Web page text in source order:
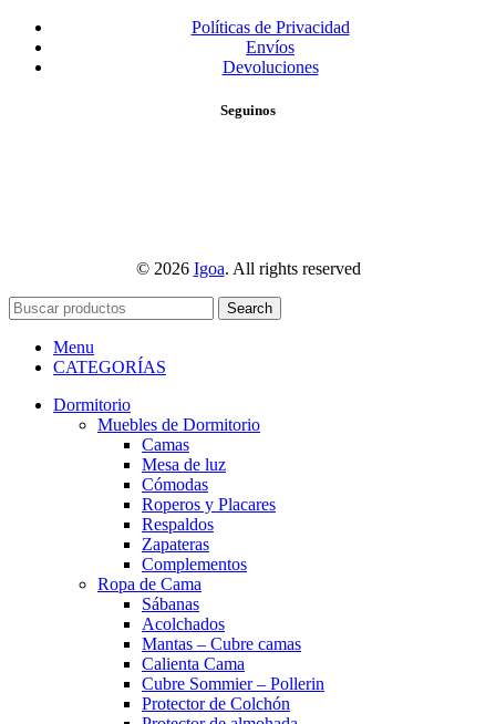
Políticas de Privacidad
Envíos
Devoluciones
Seguinos
© 2026 Igoa. All rights reserved
Search
Menu
CATEGORÍAS
Dormitorio
Muebles de Dormitorio
Camas
Mesa de luz
Cómodas
Roperos y Placares
Respaldos
Zapateras
Complementos
Ropa de Cama
Sábanas
Acolchados
Mantas – Cubre camas
Calienta Cama
Cubre Sommier – Pollerin
Protector de Colchón